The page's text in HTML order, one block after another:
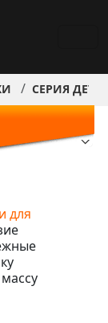
СЕРИЯ ДЕТИ
для